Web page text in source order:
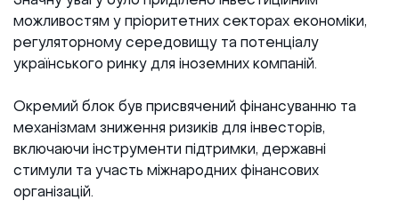
можливостям у пріоритетних секторах економіки,
регуляторному середовищу та потенціалу
українського ринку для іноземних компаній.
Окремий блок був присвячений фінансуванню та
механізмам зниження ризиків для інвесторів,
включаючи інструменти підтримки, державні
стимули та участь міжнародних фінансових
організацій.